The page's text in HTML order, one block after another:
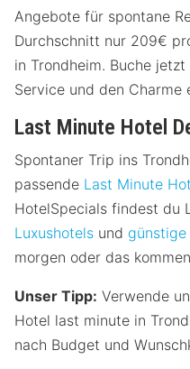
Angebote für spontane
Durchschnitt nur 209€
in Trondheim. Buche
Service und den Charme
Last Minute Hotel
Spontaner Trip ins
passende Last Minute
HotelSpecials findest du
Luxushotels und
morgen oder das
Unser Tipp: Verwende
Hotel last minute in
nach Budget und